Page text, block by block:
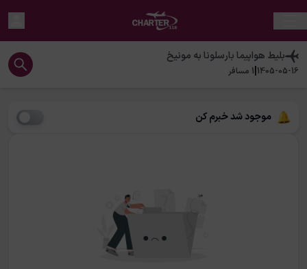
بلیط هواپیمابارسلونابه مونیخ
1405-05-16
|
1 مسافر
موجود شد خبرم کن